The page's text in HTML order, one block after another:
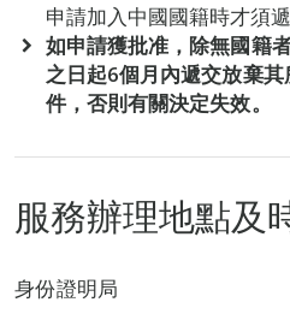
申請加入中國國籍時才須遞
如申請獲批准，除無國籍
之日起6個月內遞交放棄
件，否則有關決定失效。
服務辦理地點及
身份證明局